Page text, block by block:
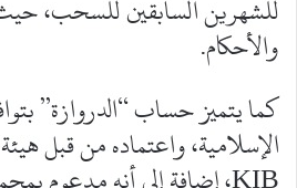
للشهرين السابقين للسحب،
والأحكام.
كما يتميز حساب “الدروازة”
الإسلامية، واعتماده من قبل